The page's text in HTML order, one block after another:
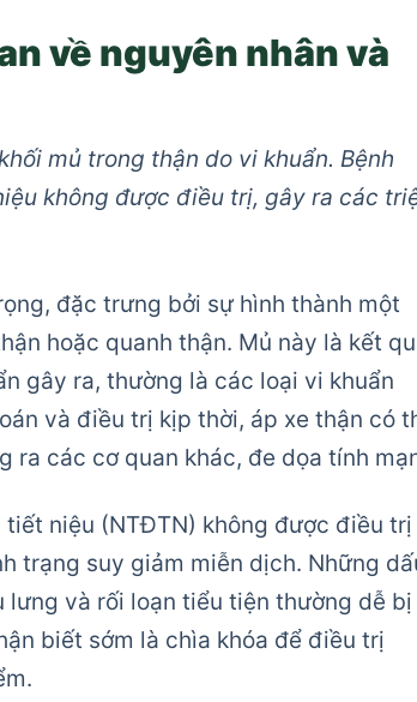
về nguyên nhân và
mủ trong thận do vi khuẩn. Bệnh
không được điều trị, gây ra các
đặc trưng bởi sự hình thành một
hoặc quanh thận. Mủ này là kết
gây ra, thường là các loại vi khuẩn
và điều trị kịp thời, áp xe thận có
ra các cơ quan khác, đe dọa tính
niệu (NTĐTN) không được điều trị
trạng suy giảm miễn dịch. Những
và rối loạn tiểu tiện thường dễ bị
biết sớm là chìa khóa để điều trị